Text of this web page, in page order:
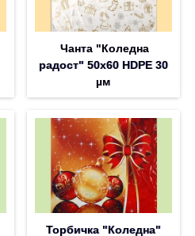
Чанта "Коледна
радост" 50х60 HDPE 30
µм
Торбичка "Коледна"